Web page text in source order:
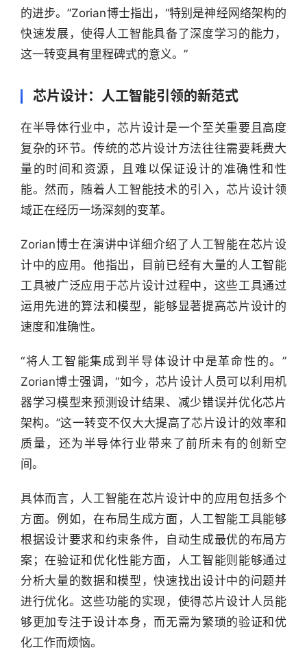
行
业
快
资
讯
的进步。”Zorian博士指出，“特别是神经网络架构的
快速发展，使得人工智能具备了深度学习的能力，
这一转变具有里程碑式的意义。”
芯片设计：人工智能引领的新范式
在半导体行业中，芯片设计是一个至关重要且高度
复杂的环节。传统的芯片设计方法往往需要耗费大
量的时间和资源，且难以保证设计的准确性和性
能。然而，随着人工智能技术的引入，芯片设计领
域正在经历一场深刻的变革。
Zorian博士在演讲中详细介绍了人工智能在芯片设
计中的应用。他指出，目前已经有大量的人工智能
工具被广泛应用于芯片设计过程中，这些工具通过
运用先进的算法和模型，能够显著提高芯片设计的
速度和准确性。
“将人工智能集成到半导体设计中是革命性的。”
Zorian博士强调，“如今，芯片设计人员可以利用机
器学习模型来预测设计结果、减少错误并优化芯片
架构。”这一转变不仅大大提高了芯片设计的效率和
质量，还为半导体行业带来了前所未有的创新空
间。
具体而言，人工智能在芯片设计中的应用包括多个
方面。例如，在布局生成方面，人工智能工具能够
根据设计要求和约束条件，自动生成最优的布局方
案；在验证和优化性能方面，人工智能则能够通过
分析大量的数据和模型，快速找出设计中的问题并
进行优化。这些功能的实现，使得芯片设计人员能
够更加专注于设计本身，而无需为繁琐的验证和优
化工作而烦恼。